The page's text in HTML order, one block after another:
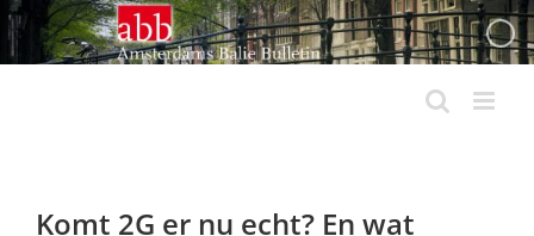
Ga
naar
inhoud
Komt 2G er nu echt? En wat